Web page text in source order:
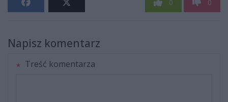
0 0
Napisz komentarz
Treść komentarza